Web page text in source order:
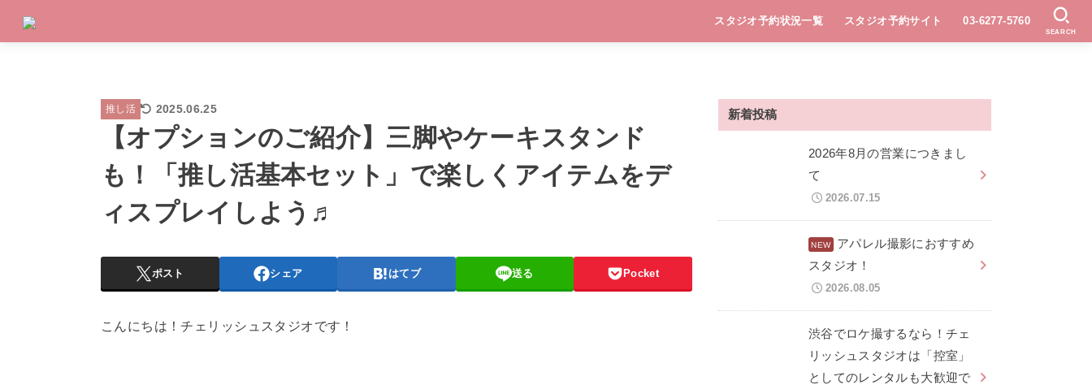
スタジオ予約状況一覧 スタジオ予約サイト 03-6277-5760
SEARCH
推し活 2025.06.25
【オプションのご紹介】三脚やケーキスタンド
も！「推し活基本セット」で楽しくアイテムをデ
ィスプレイしよう♬
ポスト シェア はてブ 送る Pocket
こんにちは！チェリッシュスタジオです！
新着投稿
2026年8月の営業につきまし
て
2026.07.15
アパレル撮影におすすめ
スタジオ！
2026.08.05
渋谷でロケ撮するなら！チェ
リッシュスタジオは「控室」
としてのレンタルも大歓迎で